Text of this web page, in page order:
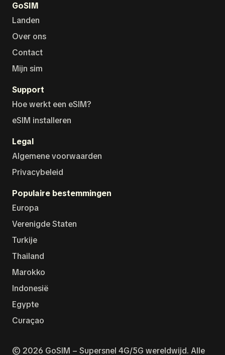
GoSIM
Landen
Over ons
Contact
Mijn sim
Support
Hoe werkt een eSIM?
eSIM installeren
Legal
Algemene voorwaarden
Privacybeleid
Populaire bestemmingen
Europa
Verenigde Staten
Turkije
Thailand
Marokko
Indonesië
Egypte
Curaçao
© 2026 GoSIM – Supersnel 4G/5G wereldwijd. Alle